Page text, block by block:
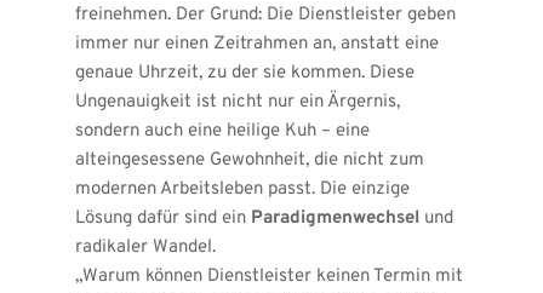
freinehmen. Der Grund: Die Dienstleister geben
immer nur einen Zeitrahmen an, anstatt eine
genaue Uhrzeit, zu der sie kommen. Diese
Ungenauigkeit ist nicht nur ein Ärgernis,
sondern auch eine heilige Kuh – eine
alteingesessene Gewohnheit, die nicht zum
modernen Arbeitsleben passt. Die einzige
Lösung dafür sind ein Paradigmenwechsel und
radikaler Wandel.
„Warum können Dienstleister keinen Termin mit